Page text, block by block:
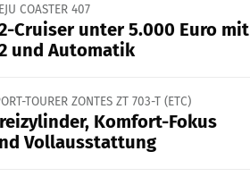
COASTER 407
Cruiser unter 5.000 Euro mit
und Automatik
TOURER ZONTES ZT 703-T (ETC)
Komfort-Fokus
Vollausstattung